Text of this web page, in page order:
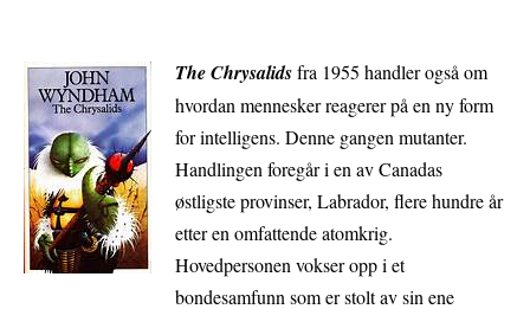
The Chrysalidsfra 1955 handler også om
hvordan mennesker reagerer på en ny form
for intelligens. Denne gangen mutanter.
Handlingen foregår i en av Canadas
østligste provinser, Labrador, flere hundre år
etter en omfattende atomkrig.
Hovedpersonen vokser opp i et
bondesamfunn som er stolt av sin ene